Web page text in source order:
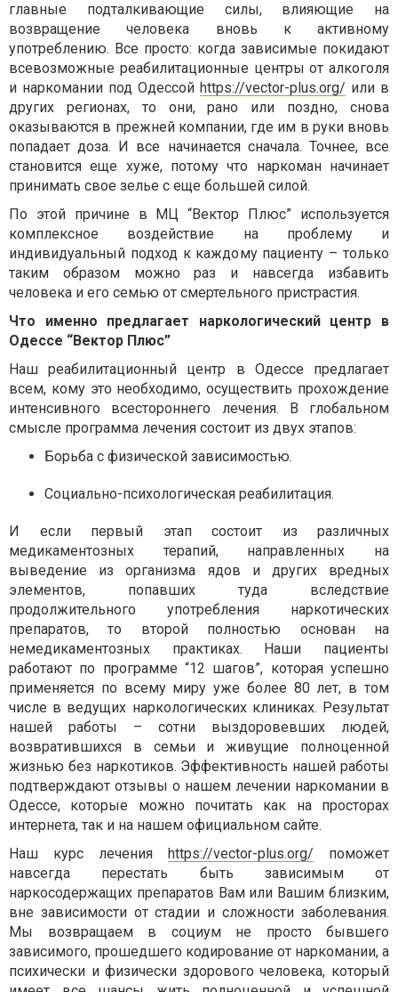
главные подталкивающие силы, влияющие на
возвращение человека вновь к активному
употреблению. Все просто: когда зависимые покидают
всевозможные реабилитационные центры от алкоголя
и наркомании под Одессой https://vector-plus.org/ или в
других регионах, то они, рано или поздно, снова
оказываются в прежней компании, где им в руки вновь
попадает доза. И все начинается сначала. Точнее, все
становится еще хуже, потому что наркоман начинает
принимать свое зелье с еще большей силой.
По этой причине в МЦ “Вектор Плюс” используется
комплексное воздействие на проблему и
индивидуальный подход к каждому пациенту – только
таким образом можно раз и навсегда избавить
человека и его семью от смертельного пристрастия.
Что именно предлагает наркологический центр в
Одессе “Вектор Плюс”
Наш реабилитационный центр в Одессе предлагает
всем, кому это необходимо, осуществить прохождение
интенсивного всестороннего лечения. В глобальном
смысле программа лечения состоит из двух этапов:
Борьба с физической зависимостью.
Социально-психологическая реабилитация.
И если первый этап состоит из различных
медикаментозных терапий, направленных на
выведение из организма ядов и других вредных
элементов, попавших туда вследствие
продолжительного употребления наркотических
препаратов, то второй полностью основан на
немедикаментозных практиках. Наши пациенты
работают по программе “12 шагов”, которая успешно
применяется по всему миру уже более 80 лет, в том
числе в ведущих наркологических клиниках. Результат
нашей работы – сотни выздоровевших людей,
возвратившихся в семьи и живущие полноценной
жизнью без наркотиков. Эффективность нашей работы
подтверждают отзывы о нашем лечении наркомании в
Одессе, которые можно почитать как на просторах
интернета, так и на нашем официальном сайте.
Наш курс лечения https://vector-plus.org/ поможет
навсегда перестать быть зависимым от
наркосодержащих препаратов Вам или Вашим близким,
вне зависимости от стадии и сложности заболевания.
Мы возвращаем в социум не просто бывшего
зависимого, прошедшего кодирование от наркомании, а
психически и физически здорового человека, который